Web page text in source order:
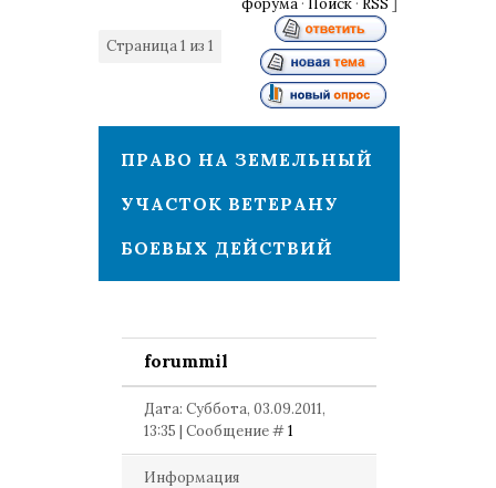
форума · Поиск · RSS ]
Страница1 из 1
ПРАВО НА ЗЕМЕЛЬНЫЙ
УЧАСТОК ВЕТЕРАНУ
БОЕВЫХ ДЕЙСТВИЙ
forummil
Дата: Суббота, 03.09.2011,
13:35 | Сообщение #1
Информация